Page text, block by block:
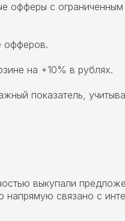
офферы с
офферов.
на +10% в рублях.
показатель,
выкупали
связано с